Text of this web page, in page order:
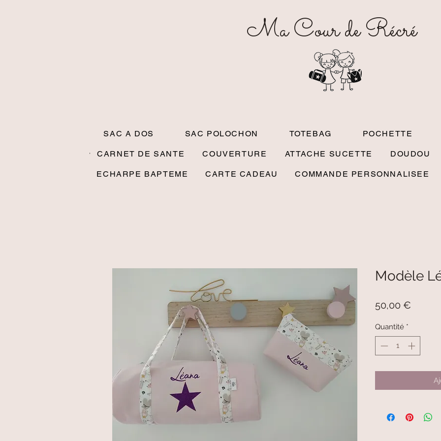
Ma Cour de Récré
SAC A DOS SAC POLOCHON TOTEBAG POCHETTE
CARNET DE SANTE COUVERTURE ATTACHE SUCETTE DOUDOU
ECHARPE BAPTEME CARTE CADEAU COMMANDE PERSONNALISEE
Modèle
50,00 €
Quantité *